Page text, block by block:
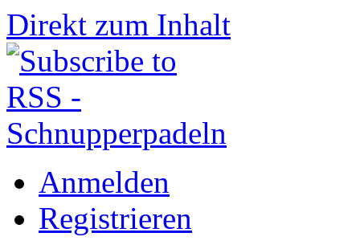
Direkt zum Inhalt
Anmelden
Registrieren